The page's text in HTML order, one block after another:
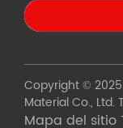
Copyright ©
Material Co.,
Mapa del sitio